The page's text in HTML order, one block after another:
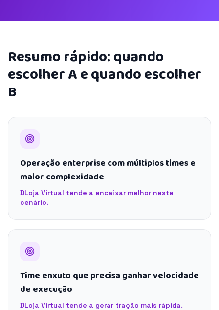
Resumo rápido: quando
escolher A e quando escolher
B
Operação enterprise com múltiplos times e
maior complexidade
DLoja Virtual tende a encaixar melhor neste
cenário.
Time enxuto que precisa ganhar velocidade
de execução
DLoja Virtual tende a gerar tração mais rápida.